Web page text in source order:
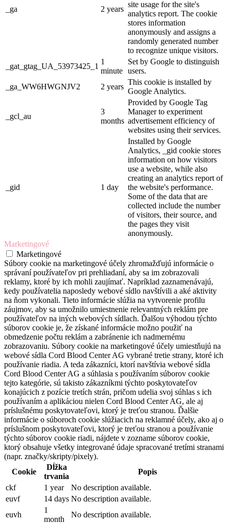
_ga 2 years
site usage for the site's
analytics report. The cookie
stores information
anonymously and assigns a
randomly generated number
to recognize unique visitors.
_gat_gtag_UA_53973425_1
1
minute
Set by Google to distinguish
users.
_ga_WW6HWGNJV2
2 years
This cookie is installed by
Google Analytics.
_gcl_au
3
months
Provided by Google Tag
Manager to experiment
advertisement efficiency of
websites using their services.
_gid 1 day
Installed by Google
Analytics, _gid cookie stores
information on how visitors
use a website, while also
creating an analytics report of
the website's performance.
Some of the data that are
collected include the number
of visitors, their source, and
the pages they visit
anonymously.
Marketingové
Marketingové
Súbory cookie na marketingové účely zhromažďujú informácie o
správaní používateľov pri prehliadaní, aby sa im zobrazovali
reklamy, ktoré by ich mohli zaujímať. Napríklad zaznamenávajú,
kedy používatelia naposledy webové sídlo navštívili a aké aktivity
na ňom vykonali. Tieto informácie slúžia na vytvorenie profilu
záujmov, aby sa umožnilo umiestnenie relevantných reklám pre
používateľov na iných webových sídlach. Ďalšou výhodou týchto
súborov cookie je, že získané informácie možno použiť na
obmedzenie počtu reklám a zabránenie ich nadmernému
zobrazovaniu. Súbory cookie na marketingové účely umiestňujú na
webové sídla Cord Blood Center AG vybrané tretie strany, ktoré ich
používanie riadia. A teda zákazníci, ktorí navštívia webové sídla
Cord Blood Center AG a súhlasia s používaním súborov cookie
tejto kategórie, sú takisto zákazníkmi týchto poskytovateľov
konajúcich z pozície tretích strán, pričom udelia svoj súhlas s ich
používaním a aplikáciou nielen Cord Blood Center AG, ale aj
príslušnému poskytovateľovi, ktorý je treťou stranou. Ďalšie
informácie o súboroch cookie slúžiacich na reklamné účely, ako aj o
príslušnom poskytovateľovi, ktorý je treťou stranou a používanie
týchto súborov cookie riadi, nájdete v zozname súborov cookie,
ktorý obsahuje všetky integrované údaje spracované tretími stranami
(napr. značky/skripty/pixely).
Cookie
Dĺžka
trvania
Popis
ckf
1 year
No description available.
euvf
14 days No description available.
euvh
1
month
No description available.